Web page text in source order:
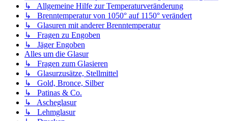
↳ Allgemeine Hilfe zur Temperaturveränderung
↳ Brenntemperatur von 1050° auf 1150° verändert
↳ Glasuren mit anderer Brenntemperatur
↳ Fragen zu Engoben
↳ Jäger Engoben
Alles um die Glasur
↳ Fragen zum Glasieren
↳ Glasurzusätze, Stellmittel
↳ Gold, Bronce, Silber
↳ Patinas & Co.
↳ Ascheglasur
↳ Lehmglasur